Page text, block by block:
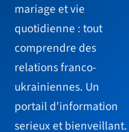
mariage et vie
quotidienne : tout
comprendre des
relations franco-
ukrainiennes. Un
portail d'information
serieux et bienveillant.